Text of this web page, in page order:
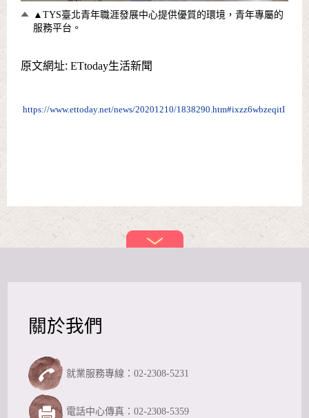
▲TYS臺北青年職涯發展中心提供優質的環境，青年專屬的
服務平台。
原文網址: ETtoday生活新聞
https://www.ettoday.net/news/20201210/1838290.htm#ixzz6wbzeqitI
關於我們
就業服務專線：02-2308-5231
電話中心傳真：02-2308-5359